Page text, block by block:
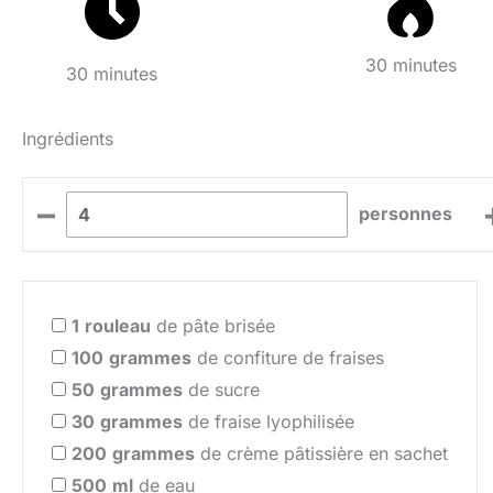
30 minutes 30 minutes
Ingrédients
– personnes
1 rouleau de pâte brisée
100 grammes de confiture de fraises
50 grammes de sucre
30 grammes de fraise lyophilisée
200 grammes de crème pâtissière en sachet
500 ml de eau